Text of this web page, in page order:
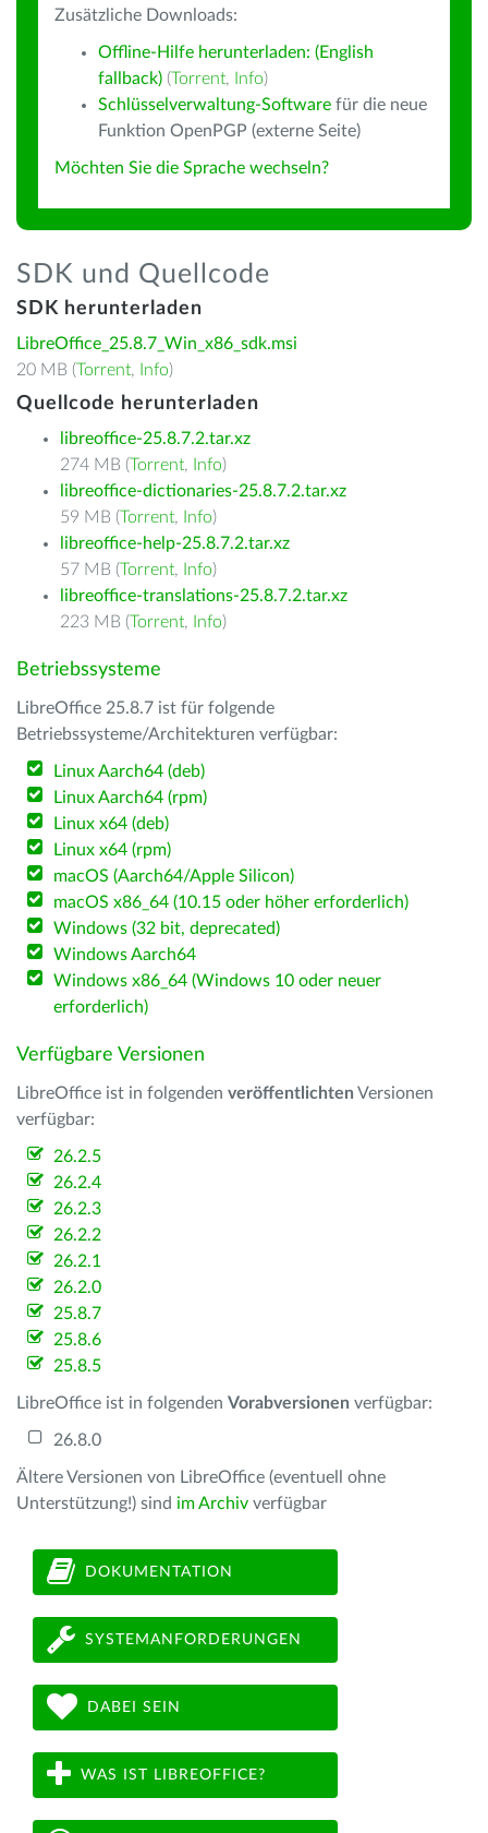
Zusätzliche Downloads:
Offline-Hilfe herunterladen: (English
fallback) (Torrent, Info)
Schlüsselverwaltung-Software für die neue
Funktion OpenPGP (externe Seite)
Möchten Sie die Sprache wechseln?
SDK und Quellcode
SDK herunterladen
LibreOffice_25.8.7_Win_x86_sdk.msi
20 MB (Torrent, Info)
Quellcode herunterladen
libreoffice-25.8.7.2.tar.xz
274 MB (Torrent, Info)
libreoffice-dictionaries-25.8.7.2.tar.xz
59 MB (Torrent, Info)
libreoffice-help-25.8.7.2.tar.xz
57 MB (Torrent, Info)
libreoffice-translations-25.8.7.2.tar.xz
223 MB (Torrent, Info)
Betriebssysteme
LibreOffice 25.8.7 ist für folgende
Betriebssysteme/Architekturen verfügbar:
Linux Aarch64 (deb)
Linux Aarch64 (rpm)
Linux x64 (deb)
Linux x64 (rpm)
macOS (Aarch64/Apple Silicon)
macOS x86_64 (10.15 oder höher erforderlich)
Windows (32 bit, deprecated)
Windows Aarch64
Windows x86_64 (Windows 10 oder neuer
erforderlich)
Verfügbare Versionen
LibreOffice ist in folgenden veröffentlichten Versionen
verfügbar:
26.2.5
26.2.4
26.2.3
26.2.2
26.2.1
26.2.0
25.8.7
25.8.6
25.8.5
LibreOffice ist in folgenden Vorabversionen verfügbar:
26.8.0
Ältere Versionen von LibreOffice (eventuell ohne
Unterstützung!) sind im Archiv verfügbar
DOKUMENTATION
SYSTEMANFORDERUNGEN
DABEI SEIN
WAS IST LIBREOFFICE?